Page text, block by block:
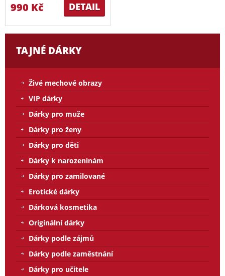
DETAIL
990 Kč
TAJNÉ DÁRKY
Živé mechové obrazy
VIP dárky
Dárky pro muže
Dárky pro ženy
Dárky pro děti
Dárky k narozeninám
Dárky pro zamilované
Erotické dárky
Dárková kosmetika
Originální dárky
Dárky podle zájmů
Dárky podle zaměstnání
Dárky pro učitele